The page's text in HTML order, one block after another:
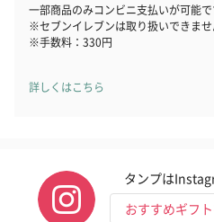
一部商品のみコンビニ支払いが可能で
※セブンイレブンは取り扱いできませ
※手数料：330円
詳しくはこちら
タンプは
おすすめギフ